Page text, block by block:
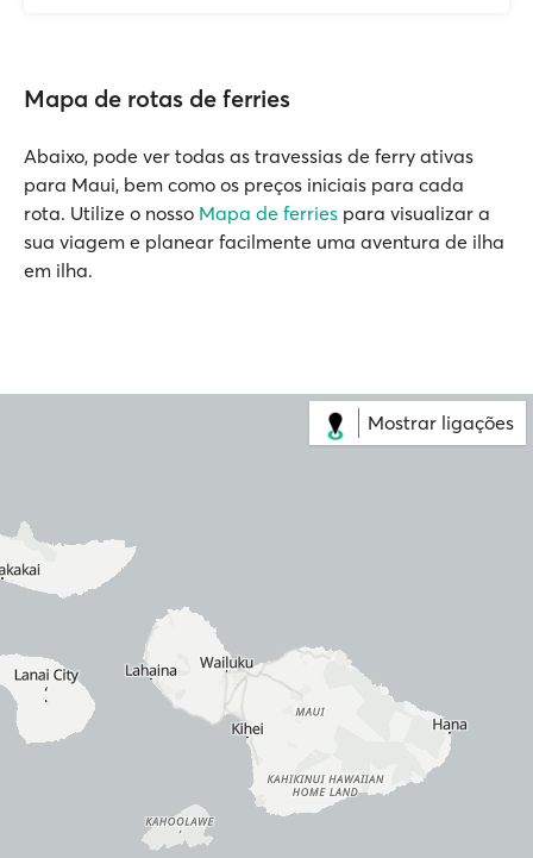
Mapa de rotas de ferries
Abaixo, pode ver todas as travessias de ferry ativas
para Maui, bem como os preços iniciais para cada
rota. Utilize o nosso Mapa de ferries para visualizar a
sua viagem e planear facilmente uma aventura de ilha
em ilha.
Mostrar ligações